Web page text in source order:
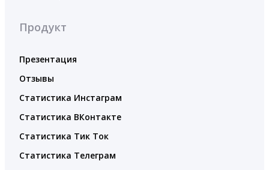
Продукт
Презентация
Отзывы
Статистика Инстаграм
Статистика ВКонтакте
Статистика Тик Ток
Статистика Телеграм